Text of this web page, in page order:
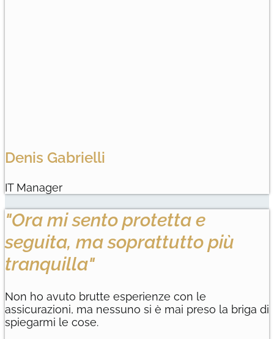
Denis Gabrielli
IT Manager
"Ora mi sento protetta e
seguita, ma soprattutto più
tranquilla"
Non ho avuto brutte esperienze con le
assicurazioni, ma nessuno si è mai preso la briga di
spiegarmi le cose.